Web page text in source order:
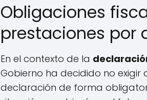
Obligaciones
prestaciones por
En el contexto de la
Gobierno ha decidido no
declaración de forma